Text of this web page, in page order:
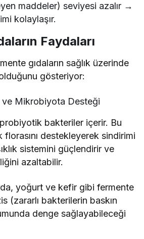
maddeler) seviyesi azalır →
kolaylaşır.
Faydaları
gıdaların sağlık üzerinde
gösteriyor:
ve Mikrobiyota Desteği
bakteriler içerir. Bu
florasını destekleyerek sindirimi
sistemini güçlendirir ve
azaltabilir.
yoğurt ve kefir gibi fermente
(zararlı bakterilerin baskın
denge sağlayabileceği